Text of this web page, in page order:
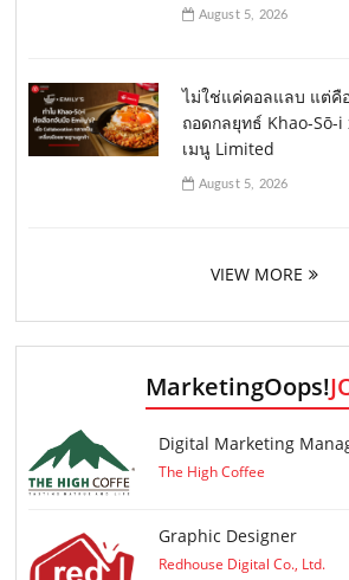
August 5, 2026
ไม่ใช่แค่คอลแลบ แต่คื
ถอดกลยุทธ์ Khao-Sō-i
เมนู Limited
August 5, 2026
VIEW MORE
MarketingOops!
Digital Marketing
The High Coffee
Graphic Designer
Redhouse Digital Co., Ltd.